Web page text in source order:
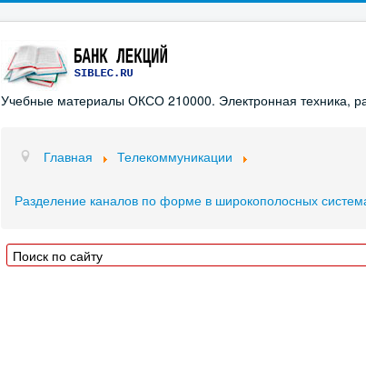
Учебные материалы ОКСО 210000. Электронная техника,
Главная Телекоммуникации
Разделение каналов по форме в широкополосных